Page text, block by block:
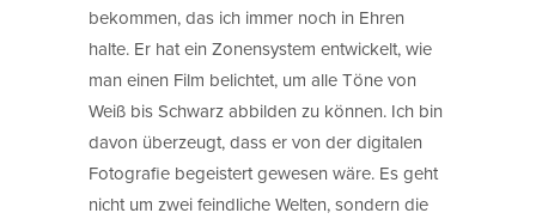
bekommen, das ich immer noch in Ehren
halte. Er hat ein Zonensystem entwickelt, wie
man einen Film belichtet, um alle Töne von
Weiß bis Schwarz abbilden zu können. Ich bin
davon überzeugt, dass er von der digitalen
Fotografie begeistert gewesen wäre. Es geht
nicht um zwei feindliche Welten, sondern die